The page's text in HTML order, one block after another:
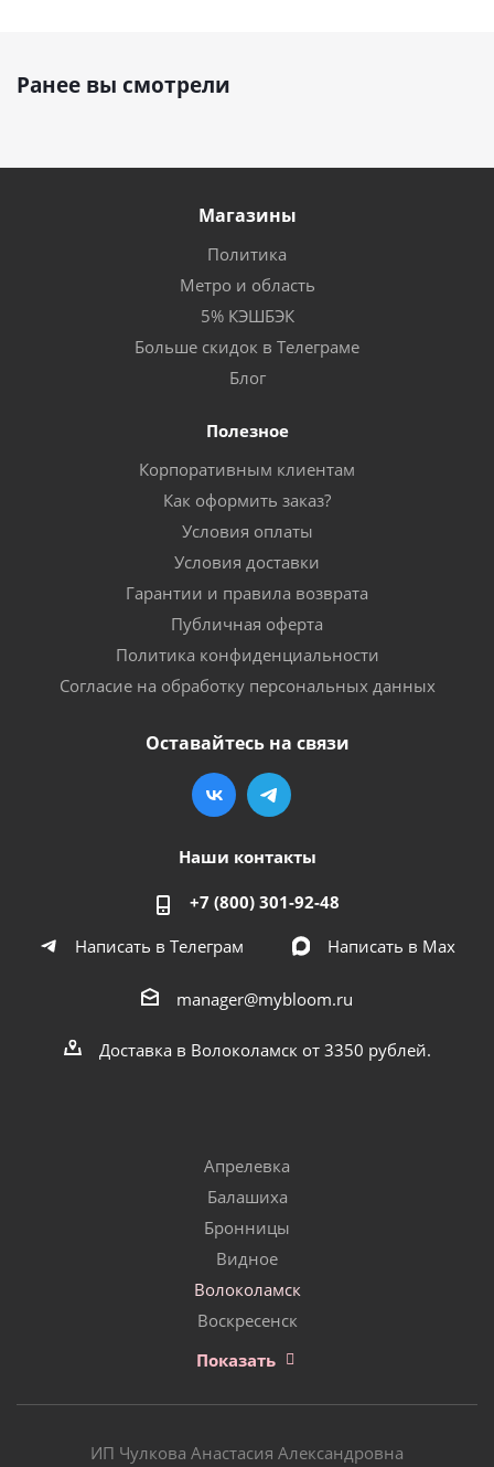
Ранее вы смотрели
Магазины
Политика
Метро и область
5% КЭШБЭК
Больше скидок в Телеграме
Блог
Полезное
Корпоративным клиентам
Как оформить заказ?
Условия оплаты
Условия доставки
Гарантии и правила возврата
Публичная оферта
Политика конфиденциальности
Согласие на обработку персональных данных
Оставайтесь на связи
Наши контакты
+7 (800) 301-92-48
Написать в Телеграм
Написать в Мах
manager@mybloom.ru
Доставка в Волоколамск от 3350 рублей.
Апрелевка
Балашиха
Бронницы
Видное
Волоколамск
Воскресенск
Показать
ИП Чулкова Анастасия Александровна